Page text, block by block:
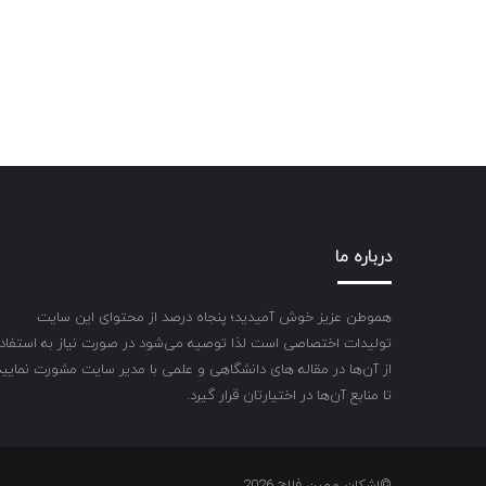
درباره ما
هموطن عزیز خوش آمیدید؛ پنجاه درصد از محتوای این سایت
تولیدات اختصاصی است لذا توصیه می‌شود در صورت نیاز به
از آن‌ها در مقاله های دانشگاهی و علمی با مدیر سایت مشورت
تا منابع آن‌ها در اختیارتان قرار گیرد.